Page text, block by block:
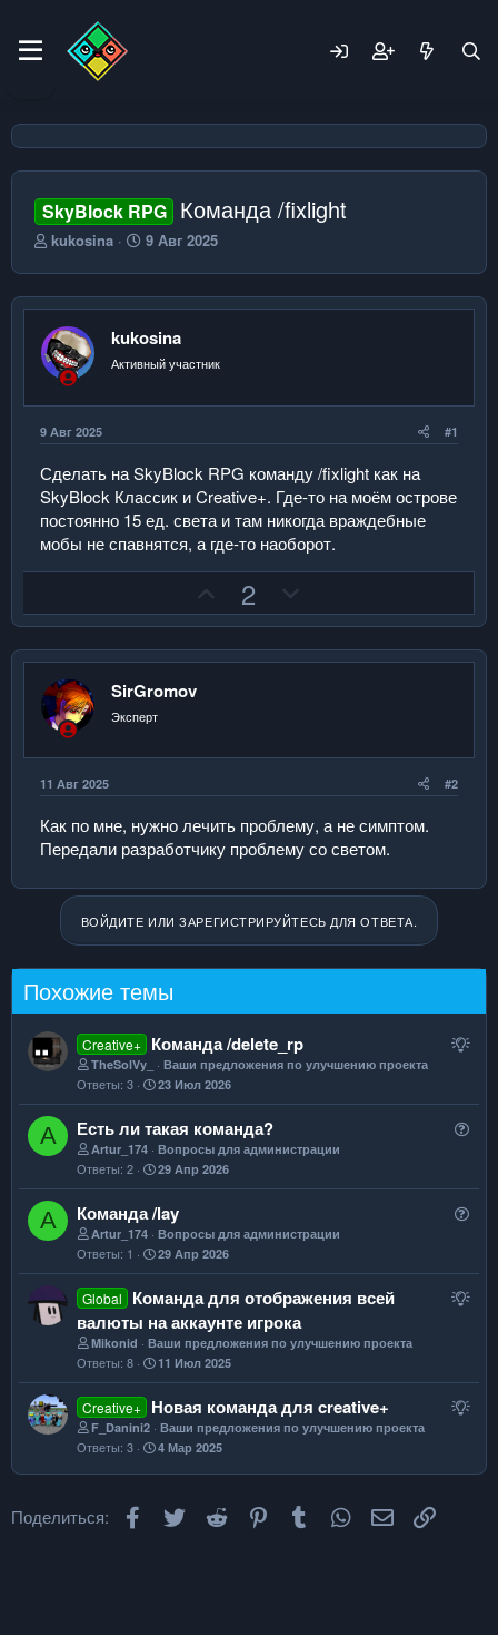
SkyBlock RPG Команда /fixlight
А
т
о
т
е
м
kukosina
Д
т
а
а
ч
9 Авг 2025
kukosina
Активный участник
9 Авг 2025 #1
Сделать на SkyBlock RPG команду /fixlight как на
SkyBlock Классик и Creative+. Где-то на моём острове
постоянно 15 ед. света и там никогда враждебные
мобы не спавнятся, а где-то наоборот.
о
з
и
в
ы
й
г
о
л
о
с
2
е
г
а
в
ы
й
г
о
л
о
с
SirGromov
Эксперт
11 Авг 2025 #2
Как по мне, нужно лечить проблему, а не симптом.
Передали разработчику проблему со светом.
ВОЙДИТЕ ИЛИ ЗАРЕГИСТРИРУЙТЕСЬ ДЛЯ ОТВЕТА.
Похожие темы
П
д
е
Creative+ Команда /delete_rp
TheSolVy_ Ваши предложения по улучшению проекта
Ответы 3 23 Июл 2026
A
р
Есть ли такая команда?
Artur_174 Вопросы для администрации
Ответы 2 29 Апр 2026
A
р
о
Команда /lay
Artur_174 Вопросы для администрации
Ответы 1 29 Апр 2026
П
л
о
Global
Команда для отображения всей
валюты на аккаунте игрока
Mikonid Ваши предложения по улучшению проекта
Ответы 8 11 Июл 2025
П
д
Creative+ Новая команда для creative+
F_Danini2 Ваши предложения по улучшению проекта
Ответы 3 4 Мар 2025
Поделиться: Facebook
Twitter Reddit PinterestTumblr WhatsApp